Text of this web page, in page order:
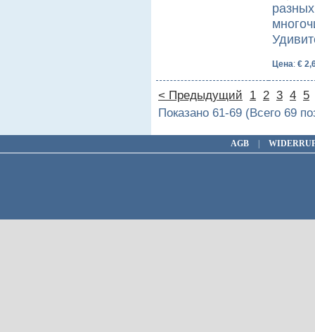
Цена: €
< Предыдущий 1 2 3 4 5
Показано 61-69 (Всего 69
AGB